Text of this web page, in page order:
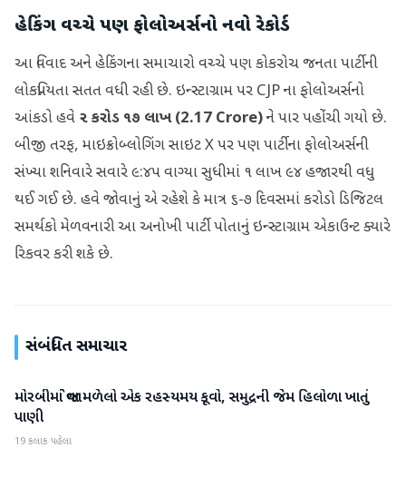
હેકિંગ વચ્ચે પણ ફોલોઅર્સનો નવો રેકોર્ડ
આ વિવાદ અને હેકિંગના સમાચારો વચ્ચે પણ કોકરોચ જનતા પાર્ટીની
લોકપ્રિયતા સતત વધી રહી છે. ઇન્સ્ટાગ્રામ પર CJP ના ફોલોઅર્સનો
આંકડો હવે ૨ કરોડ ૧૭ લાખ (2.17 Crore)ને પાર પહોંચી ગયો છે.
બીજી તરફ, માઇક્રોબ્લોગિંગ સાઇટ X પર પણ પાર્ટીના ફોલોઅર્સની
સંખ્યા શનિવારે સવારે ૯:૪૫ વાગ્યા સુધીમાં ૧ લાખ ૯૪ હજારથી વધુ
થઈ ગઈ છે. હવે જોવાનું એ રહેશે કે માત્ર ૬-૭ દિવસમાં કરોડો ડિજિટલ
સમર્થકો મેળવનારી આ અનોખી પાર્ટી પોતાનું ઇન્સ્ટાગ્રામ એકાઉન્ટ ક્યારે
રિકવર કરી શકે છે.
સંબંધિત સમાચાર
રાષ્ટ્રીય
મોરબીમાં જોવા મળેલો એક રહસ્યમય કૂવો, સમુદ્રની જેમ હિલોળા ખાતું
પાણી
19 કલાક પહેલા